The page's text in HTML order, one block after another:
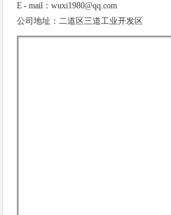
E - mail：wuxi1980@qq.com
公司地址：二道区三道工业开发区